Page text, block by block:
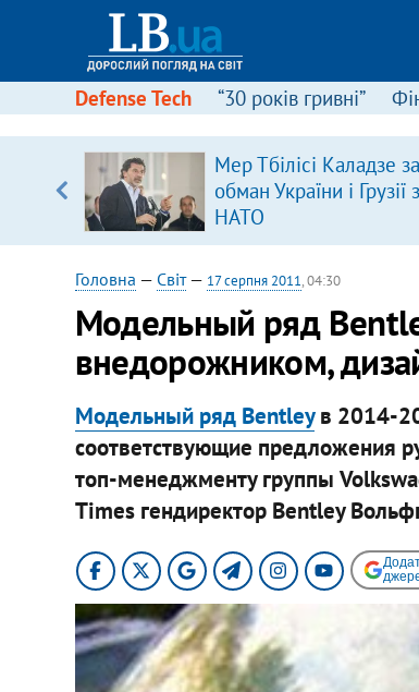
Defense Tech “30 років гривні”
Мер Тбілісі Каладзе
обман України і Грузії
НАТО
Головна — Світ— 17 серпня 2011, 04:30
Модельный ряд
внедорожником,
Модельный ряд Bentleyв 2014-
соответствующие предложения
топ-менеджменту группы
Times гендиректор Bentley